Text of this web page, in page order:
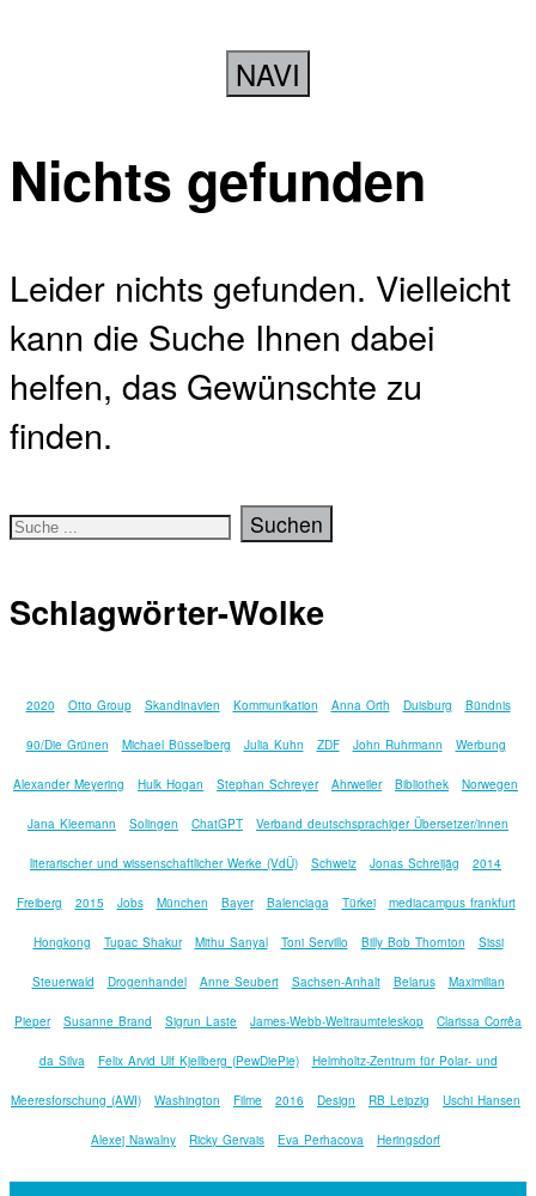
NAVI
Nichts gefunden
Leider nichts gefunden. Vielleicht
kann die Suche Ihnen dabei
helfen, das Gewünschte zu
finden.
Schlagwörter-Wolke
2020 Otto Group Skandinavien Kommunikation Anna Orth Duisburg Bündnis
90/Die Grünen Michael Büsselberg Julia Kuhn ZDF John Ruhrmann Werbung
Alexander Meyering Hulk Hogan Stephan Schreyer Ahrweiler Bibliothek Norwegen
Jana Kleemann Solingen ChatGPT Verband deutschsprachiger Übersetzer/innen
literarischer und wissenschaftlicher Werke (VdÜ) Schweiz Jonas Schreijäg 2014
Freiberg 2015 Jobs München Bayer Balenciaga Türkei mediacampus frankfurt
Hongkong Tupac Shakur Mithu Sanyal Toni Servillo Billy Bob Thornton Sissi
Steuerwald Drogenhandel Anne Seubert Sachsen-Anhalt Belarus Maximilian
Pieper Susanne Brand Sigrun Laste James-Webb-Weltraumteleskop Clarissa Corrêa
da Silva Felix Arvid Ulf Kjellberg (PewDiePie) Helmholtz-Zentrum für Polar- und
Meeresforschung (AWI) Washington Filme 2016 Design RB Leipzig Uschi Hansen
Alexej Nawalny Ricky Gervais Eva Perhacova Heringsdorf